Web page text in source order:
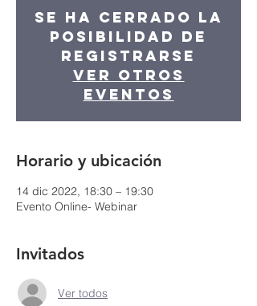
Se ha cerrado la
posibilidad de
registrarse
Ver otros
eventos
Horario y ubicación
14 dic 2022, 18:30 – 19:30
Evento Online- Webinar
Invitados
Ver todos